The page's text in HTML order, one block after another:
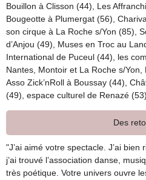
Bouillon à Clisson (44), Les
Bougeotte à Plumergat (56),
son cirque à La Roche s/Yon (85),
d’Anjou (49), Muses en Troc au
International de Puceul (44), les
Nantes, Montoir et La Roche s/Yon,
Asso Zick’nRoll à Boussay (44),
(49), espace culturel de Renazé
Des
"J’ai aimé votre spectacle. J’ai
j’ai trouvé l’association danse,
très poétique. Votre univers ouvre